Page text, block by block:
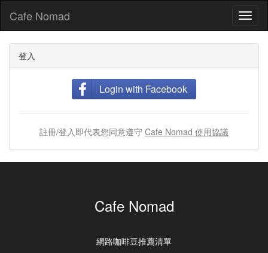
Cafe Nomad
登入
Login with Facebook
註冊/登入即代表您同意遵守 Cafe Nomad 使用協議
Cafe Nomad
網路咖啡豆推薦清單